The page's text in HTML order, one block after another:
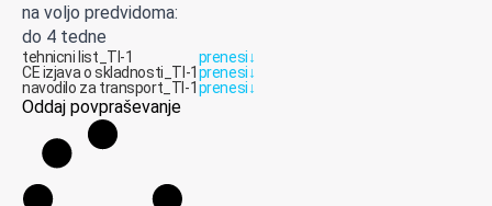
na voljo predvidoma:
do 4 tedne
tehnicni list_TI-1 prenesi↓
CE izjava o skladnosti_TI-1prenesi↓
navodilo za transport_TI-1prenesi↓
Oddaj povpraševanje